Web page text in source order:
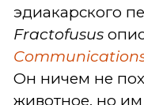
эдиакарского
Fractofusus
Он ничем не
животное, но